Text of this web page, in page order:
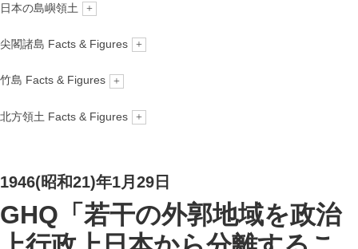
日本の島嶼領土
概要
尖閣諸島 Facts & Figures
概要
1. 領有権-法と歴史
4. 生態系
5. 産業
6. 環境
竹島 Facts & Figures
概要
3. 海洋・気象
4. 生態系
5. 産業
北方領土 Facts & Figures
1946(昭和21)年1月29日
GHQ「若干の外郭地域を政治